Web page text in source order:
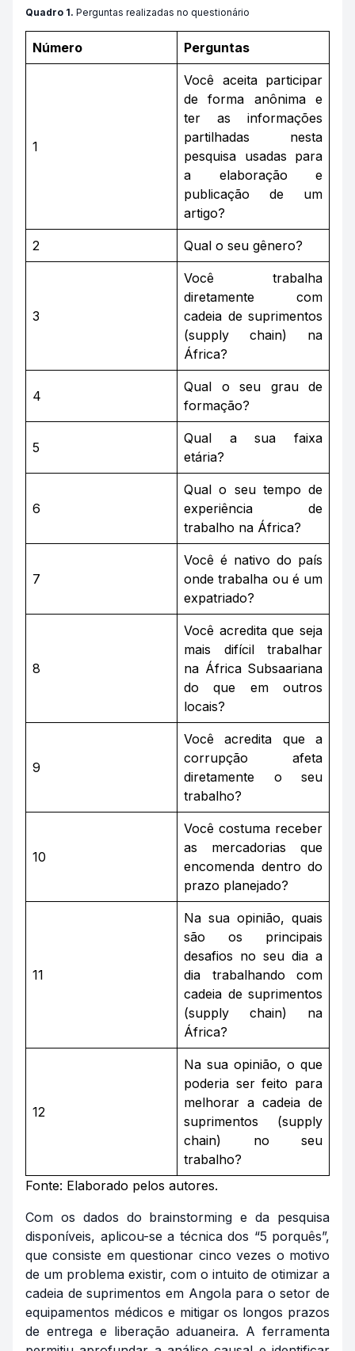
Quadro 1. Perguntas realizadas no questionário
Número Perguntas
1
Você aceita participar
de forma anônima e
ter as informações
partilhadas nesta
pesquisa usadas para
a elaboração e
publicação de um
artigo?
2 Qual o seu gênero?
3
Você trabalha
diretamente com
cadeia de suprimentos
(supply chain) na
África?
4
Qual o seu grau de
formação?
5
Qual a sua faixa
etária?
6
Qual o seu tempo de
experiência de
trabalho na África?
7
Você é nativo do país
onde trabalha ou é um
expatriado?
8
Você acredita que seja
mais difícil trabalhar
na África Subsaariana
do que em outros
locais?
9
Você acredita que a
corrupção afeta
diretamente o seu
trabalho?
10
Você costuma receber
as mercadorias que
encomenda dentro do
prazo planejado?
11
Na sua opinião, quais
são os principais
desafios no seu dia a
dia trabalhando com
cadeia de suprimentos
(supply chain) na
África?
12
Na sua opinião, o que
poderia ser feito para
melhorar a cadeia de
suprimentos (supply
chain) no seu
trabalho?
Fonte: Elaborado pelos autores.
Com os dados do brainstorming e da pesquisa
disponíveis, aplicou-se a técnica dos “5 porquês”,
que consiste em questionar cinco vezes o motivo
de um problema existir, com o intuito de otimizar a
cadeia de suprimentos em Angola para o setor de
equipamentos médicos e mitigar os longos prazos
de entrega e liberação aduaneira. A ferramenta